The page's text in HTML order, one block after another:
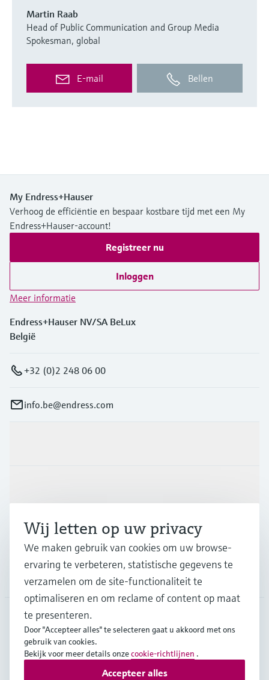
Martin Raab
Head of Public Communication and Group Media
Spokesman, global
E-mail Bellen
My Endress+Hauser
Verhoog de efficiëntie en bespaar kostbare tijd met een My
Endress+Hauser-account!
Registreer nu
Inloggen
Meer informatie
Endress+Hauser NV/SA BeLux
België
+32 (0)2 248 06 00
info.be@endress.com
Support
BEL•Nederlands
Wij letten op uw privacy
We maken gebruik van cookies om uw browse-
ervaring te verbeteren, statistische gegevens te
verzamelen om de site-functionaliteit te
optimaliseren en om reclame of content op maat
te presenteren.
Door "Accepteer alles" te selecteren gaat u akkoord met ons
gebruik van cookies.
Bekijk voor meer details onzecookie-richtlijnen .
Accepteer alles